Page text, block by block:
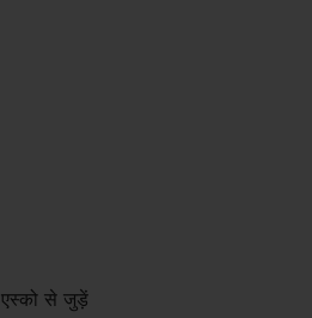
एस्को से जुड़ें